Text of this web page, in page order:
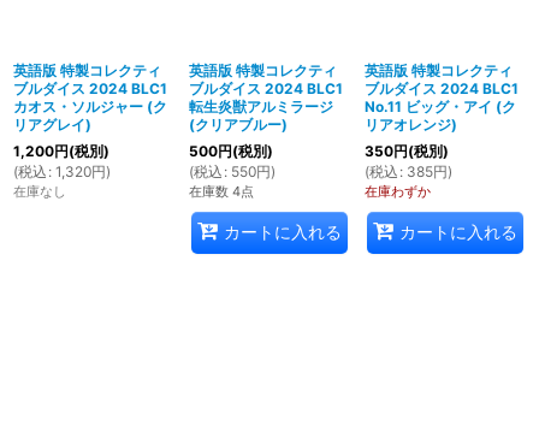
英語版 特製コレクティ
ブルダイス 2024 BLC1
カオス・ソルジャー (ク
リアグレイ)
1,200円(税別)
(税込 : 1,320円)
在庫なし
英語版 特製コレクティ
ブルダイス 2024 BLC1
転生炎獣アルミラージ
(クリアブルー)
500円(税別)
(税込 : 550円)
在庫数 4点
カートに入れる
英語版 特製コレクティ
ブルダイス 2024 BLC1
No.11 ビッグ・アイ (ク
リアオレンジ)
350円(税別)
(税込 : 385円)
在庫わずか
カートに入れる